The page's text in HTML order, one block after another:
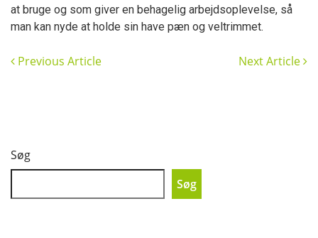
at bruge og som giver en behagelig arbejdsoplevelse, så
man kan nyde at holde sin have pæn og veltrimmet.
Previous Article Next Article
Søg
Søg